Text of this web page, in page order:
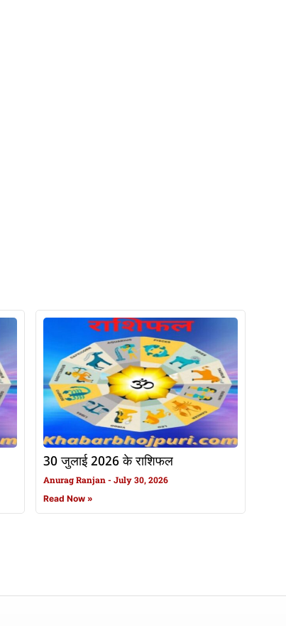
30 जुलाई 2026 के राशिफल
Anurag Ranjan July 30, 2026
Read Now »